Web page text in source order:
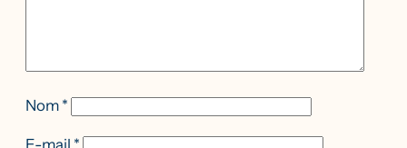
Nom *
E-mail *